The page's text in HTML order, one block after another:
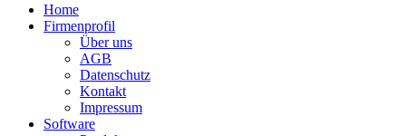
Home
Firmenprofil
Über uns
AGB
Datenschutz
Kontakt
Impressum
Software